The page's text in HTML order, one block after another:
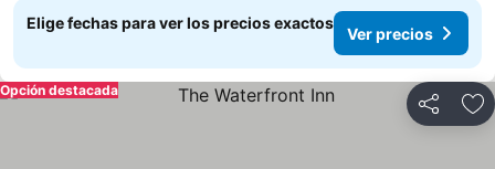
Elige fechas para ver los precios exactos
Ver precios
Compartir
Opción destacada